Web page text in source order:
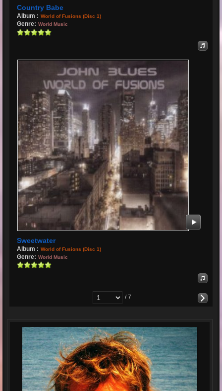
Country Babe
Album : World of Fusions (Disc 1)
Genre: World Music
Sweetwater
Album : World of Fusions (Disc 1)
Genre: World Music
/ 7